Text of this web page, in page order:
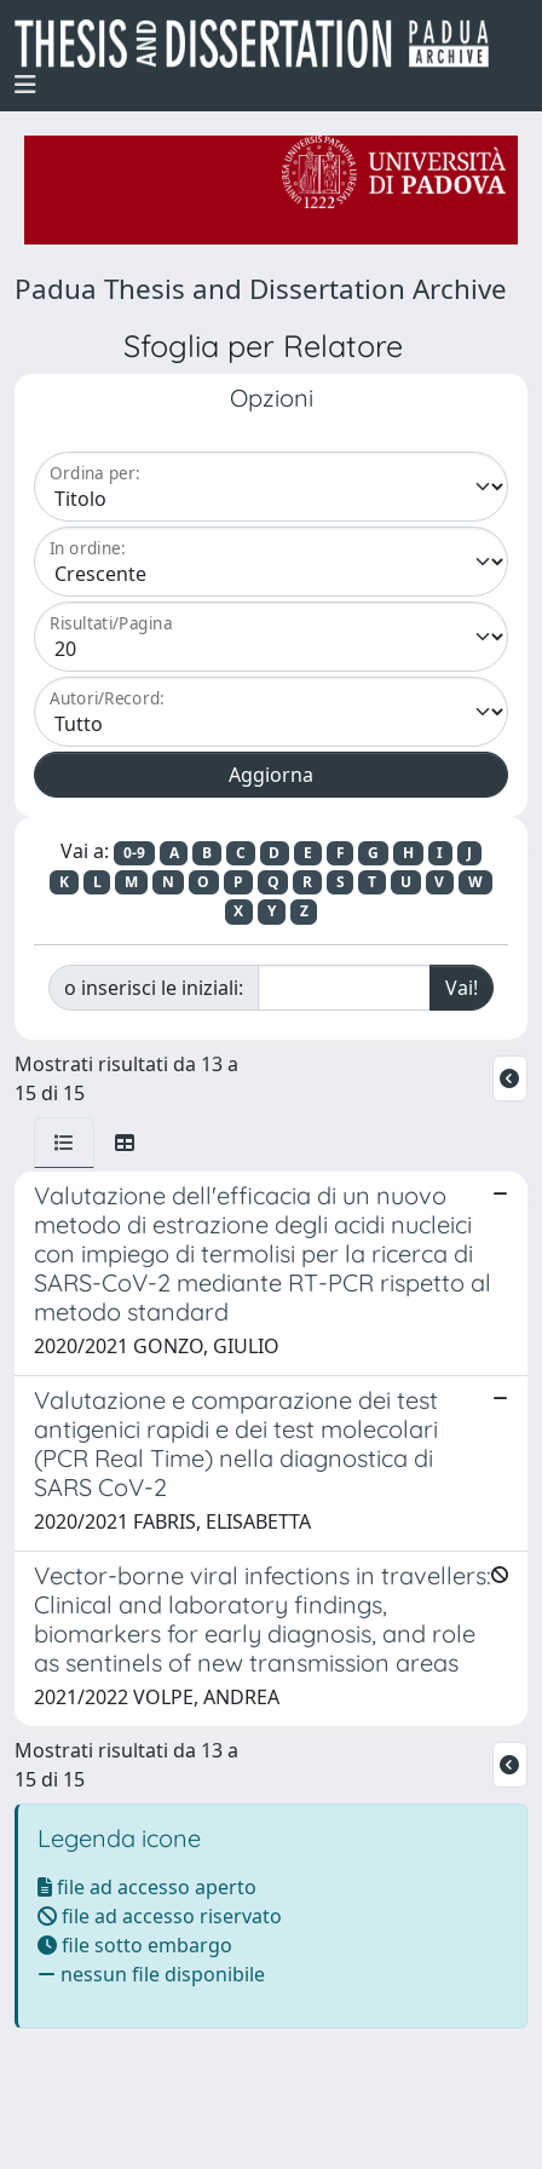
Padua Thesis and Dissertation Archive
Sfoglia per Relatore
Opzioni
Ordina per:
In ordine:
Risultati/Pagina
Autori/Record:
Vai a: 0-9 A B C D E F G H I
J
K
L M N O P Q R S T U V
W
X
Y Z
o inserisci le iniziali:
Mostrati risultati da 13 a
15 di 15
Valutazione dell'efficacia di un nuovo
metodo di estrazione degli acidi nucleici
con impiego di termolisi per la ricerca di
SARS-CoV-2 mediante RT-PCR rispetto al
metodo standard
2020/2021 GONZO, GIULIO
Valutazione e comparazione dei test
antigenici rapidi e dei test molecolari
(PCR Real Time) nella diagnostica di
SARS CoV-2
2020/2021 FABRIS, ELISABETTA
Vector-borne viral infections in travellers:
Clinical and laboratory findings,
biomarkers for early diagnosis, and role
as sentinels of new transmission areas
2021/2022 VOLPE, ANDREA
Mostrati risultati da 13 a
15 di 15
Legenda icone
file ad accesso aperto
file ad accesso riservato
file sotto embargo
nessun file disponibile